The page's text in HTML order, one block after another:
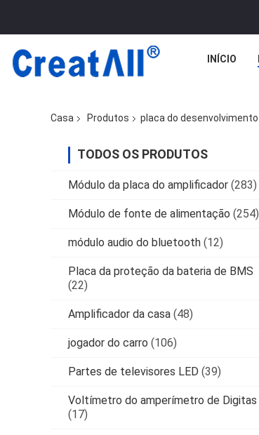
INÍCIO
Casa Produtos placa do desenvolvimento
TODOS OS PRODUTOS
Módulo da placa do amplificador (283)
Módulo de fonte de alimentação (254)
módulo audio do bluetooth (12)
Placa da proteção da bateria de BMS
(22)
Amplificador da casa (48)
jogador do carro (106)
Partes de televisores LED (39)
Voltímetro do amperímetro de Digitas
(17)